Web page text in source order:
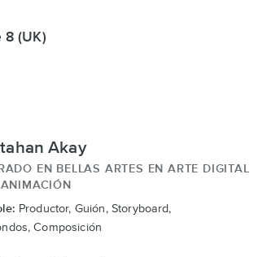
8 (UK)
Akay
EN BELLAS ARTES EN ARTE DIGITAL
Productor, Guión, Storyboard,
Composición